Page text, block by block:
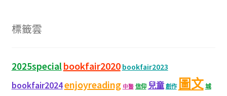
標籤雲
2025specialbookfair2020 bookfair2023
bookfair2024enjoyreading 中醫 信仰 兒童 創作 圖文 城